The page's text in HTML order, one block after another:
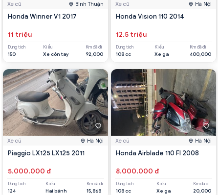
Xe cũ Bình Thuận
Honda Winner V1 2017
11 triệu
Dung tích
150
Kiểu
Xe côn tay
Km đã đi
92,000
Xe cũ Hà Nội
Piaggio LX125 LX125 2011
5.000.000 đ
Dung tích
124
Kiểu
Hai bánh
Km đã đi
15,868
Xe cũ Hà Nội
Honda Vision 110 2014
12.5 triệu
Dung tích
108 cc
Kiểu
Xe ga
Km đã đi
400,000
Xe cũ Hà Nội
Honda Airblade 110 FI 2008
8.000.000 đ
Dung tích
108 cc
Kiểu
Xe ga
Km đã đi
20,000